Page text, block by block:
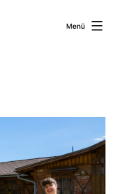
Menü